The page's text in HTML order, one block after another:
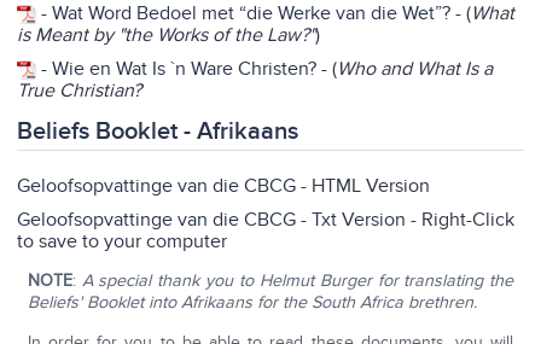
-Wat Word Bedoel met “die Werke van die Wet”?- (What
is Meant by "the Works of the Law?")
-Wie en Wat Is `n Ware Christen? - (Who and What Is a
True Christian?
Beliefs Booklet - Afrikaans
Geloofsopvattinge van die CBCG - HTML Version
Geloofsopvattinge van die CBCG - Txt Version - Right-Click
to save to your computer
NOTE: A special thank you to Helmut Burger for translating the
Beliefs' Booklet into Afrikaans for the South Africa brethren.